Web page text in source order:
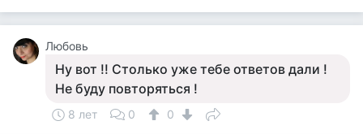
Любовь
Ну вот !! Столько уже тебе ответов дали !
Не буду повторяться !
8 лет 0 0